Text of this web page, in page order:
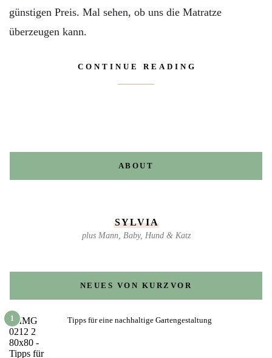
günstigen Preis. Mal sehen, ob uns die Matratze
überzeugen kann.
CONTINUE READING
ABOUT
SYLVIA
plus Mann, Baby, Hund & Katz
NEUES VON KURZVOR
1 Tipps für eine nachhaltige Gartengestaltung